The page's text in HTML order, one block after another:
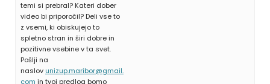
temi si prebral? Kateri dober
video bi priporočil? Deli vse to
z vsemi, ki obiskujejo to
spletno stran in širi dobre in
pozitivne vsebine v ta svet.
Pošlji na
naslov unizup.maribor@gmail.
com in tvoj predlog bomo